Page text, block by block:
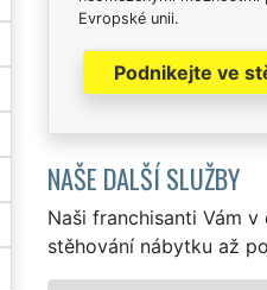
Evropské unii.
Podnikejte ve
NAŠE DALŠÍ SLUŽBY
Naši franchisanti Vám
stěhování nábytku až